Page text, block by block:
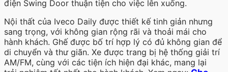
điện Swing Door thuận tiện cho việc lên xuống.
Nội thất của Iveco Daily được thiết kế tinh giản nhưng
sang trọng, với không gian rộng rãi và thoải mái cho
hành khách. Ghế được bố trí hợp lý có đủ không gian để
di chuyển và thư giãn. Xe được trang bị hệ thống giải trí
AM/FM, cùng với các tiện ích hiện đại khác, mang lại